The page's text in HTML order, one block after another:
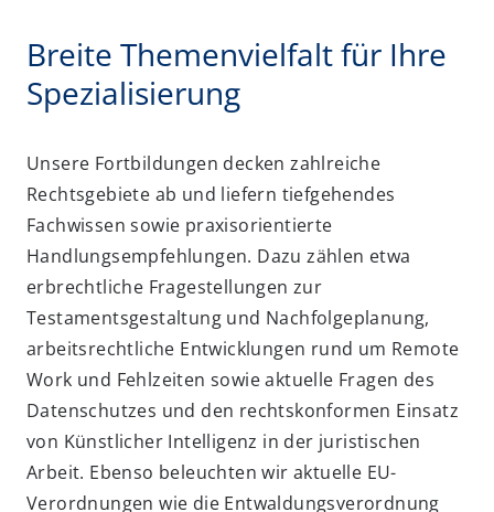
Breite Themenvielfalt für Ihre
Spezialisierung
Unsere Fortbildungen decken zahlreiche
Rechtsgebiete ab und liefern tiefgehendes
Fachwissen sowie praxisorientierte
Handlungsempfehlungen. Dazu zählen etwa
erbrechtliche Fragestellungen zur
Testamentsgestaltung und Nachfolgeplanung,
arbeitsrechtliche Entwicklungen rund um Remote
Work und Fehlzeiten sowie aktuelle Fragen des
Datenschutzes und den rechtskonformen Einsatz
von Künstlicher Intelligenz in der juristischen
Arbeit. Ebenso beleuchten wir aktuelle EU-
Verordnungen wie die Entwaldungsverordnung